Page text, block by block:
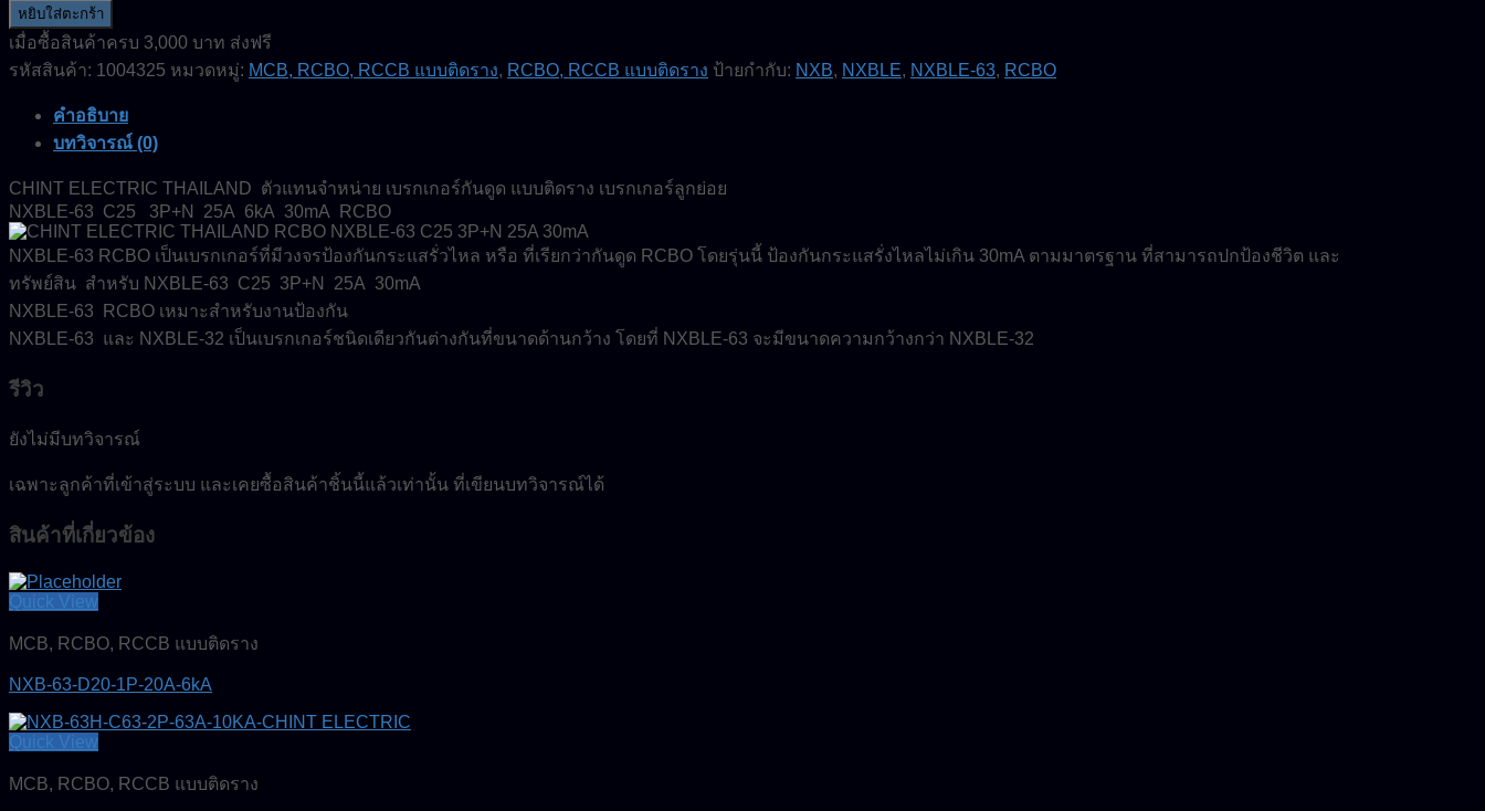
NXBLE-
63-
C25-
3P+N-
30mA-
RCBO-
ELECTRIC
ชิ้น
หยิบใส่ตะกร้า
เมื่อซื้อสินค้าครบ 3,000 บาท ส่งฟรี
รหัสสินค้า: 1004325 หมวดหมู่: MCB, RCBO, RCCB แบบติดราง, RCBO, RCCB แบบติดราง ป้ายกำกับ: NXB, NXBLE, NXBLE-63, RCBO
คำอธิบาย
บทวิจารณ์ (0)
CHINT ELECTRIC THAILAND ตัวแทนจำหน่าย เบรกเกอร์กันดูด แบบติดราง เบรกเกอร์ลูกย่อย
NXBLE-63 C25 3P+N 25A 6kA 30mA RCBO
NXBLE-63 RCBO เป็นเบรกเกอร์ที่มีวงจรป้องกันกระแสรั่วไหล หรือ ที่เรียกว่ากันดูด RCBO โดยรุ่นนี้ ป้องกันกระแสรั่งไหลไม่เกิน 30mA ตามมาตรฐาน ที่สามารถปกป้องชีวิต และ
ทรัพย์สิน สำหรับ NXBLE-63 C25 3P+N 25A 30mA
NXBLE-63 RCBO เหมาะสำหรับงานป้องกัน
NXBLE-63 และ NXBLE-32 เป็นเบรกเกอร์ชนิดเดียวกันต่างกันที่ขนาดด้านกว้าง โดยที่ NXBLE-63 จะมีขนาดความกว้างกว่า NXBLE-32
รีวิว
ยังไม่มีบทวิจารณ์
เฉพาะลูกค้าที่เข้าสู่ระบบ และเคยซื้อสินค้าชิ้นนี้แล้วเท่านั้น ที่เขียนบทวิจารณ์ได้
สินค้าที่เกี่ยวข้อง
Quick View
MCB, RCBO, RCCB แบบติดราง
NXB-63-D20-1P-20A-6kA
Quick View
MCB, RCBO, RCCB แบบติดราง